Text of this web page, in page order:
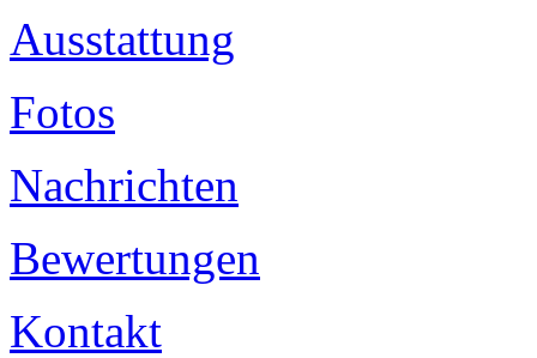
Ausstattung
Fotos
Nachrichten
Bewertungen
Kontakt